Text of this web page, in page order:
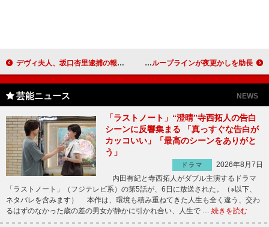
デヴィ夫人、坂口杏里逮捕の報にコメント 流れ星「７対３でもらえる浅井企画が大好き」 ＴＫＯ木本、よゐこ有野に「もうやめませんか」 芸人仲間とのグループラインが夜更かしを助長
芸能ニュース NEWS
「ラストノート」“澄晴”寺西拓人の告白
シーンに反響集まる 「真っすぐな告白が
カッコいい」「最高のシーンをありがと
う」
ドラマ
2026年8月7日
内田有紀と寺西拓人がダブル主演するドラマ
「ラストノート」（フジテレビ系）の第5話が、6日に放送された。（※以下、
ネタバレを含みます） 本作は、環境も積み重ねてきた人生も全く違う、交わ
るはずのなかった歳の差の男女が静かに引かれ合い、人生で … 続きを読む